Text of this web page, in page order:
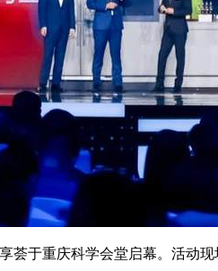
于重庆科学会堂启幕。活动